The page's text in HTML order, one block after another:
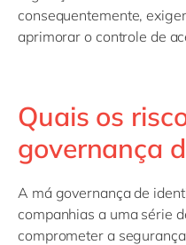
consequentemente,
aprimorar o controle de
Quais os
governança
A má governança de
companhias a uma série
comprometer a